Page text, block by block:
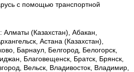
с помощью транспортной
(Казахстан), Абакан,
Астана (Казахстан),
Барнаул, Белгород, Белогорск,
Благовещенск, Братск, Брянск,
Вельск, Владивосток, Владимир,